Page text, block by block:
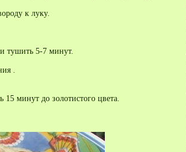
к луку.
тушить 5-7 минут.
.
15 минут до золотистого цвета.